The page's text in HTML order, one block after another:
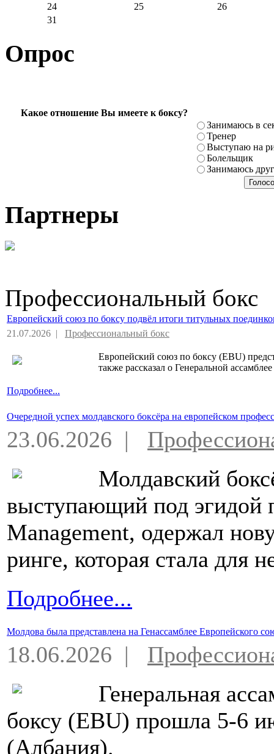
24
25
26
31
Опрос
Какое отношение Вы имеете к боксу?
Занимаюсь в
Тренер
Выступаю на
Болельщик
Занимаюсь
Партнеры
Профессиональный бокс
Европейский союз по боксу подвёл итоги титульных
21.07.2026 | Профессиональный бокс
Европейский союз по боксу (EBU)
также рассказал о Генеральной
Подробнее...
Очередной успех молдавского боксёра на европейском
23.06.2026 |
Молдавский
выступающий под эгидой
Management, одержал
ринге, которая стала для
Подробнее...
Молдова была представлена на Генассамблее Европейского
18.06.2026 |
Генеральная
боксу (EBU) прошла 5-6
(Албания).